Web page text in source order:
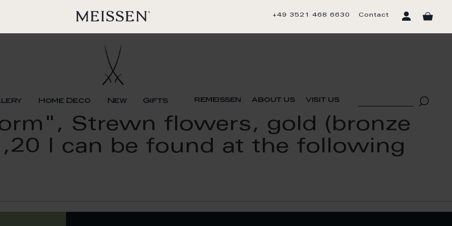
+49 3521 468 6630 Contact
Home Deco New Gifts remeissen about us visit us
Strewn flowers, gold (bronze
l can be found at the following